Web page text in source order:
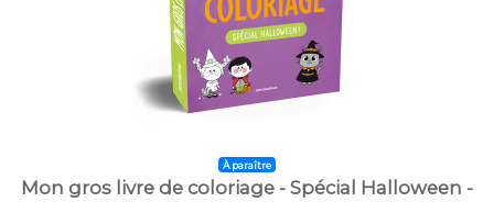
À paraître
Mon gros livre de coloriage - Spécial Halloween -